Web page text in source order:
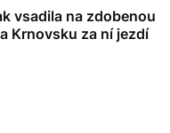
vsadila na zdobenou
Krnovsku za ní jezdí